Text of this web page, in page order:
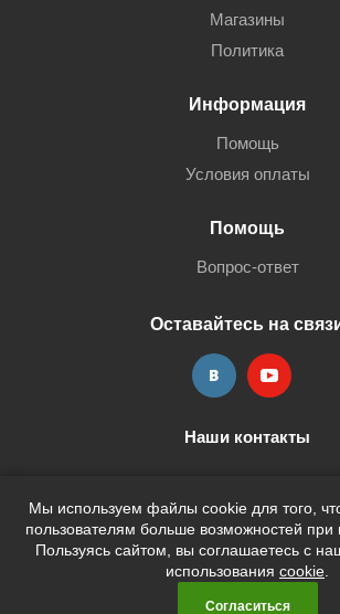
Мы используем файлы cookie для того,
пользователям больше возможностей при
Пользуясь сайтом, вы соглашаетесь с
использования cookie
Согласиться
Магазины
Политика
Информация
Помощь
Условия оплаты
Помощь
Вопрос-ответ
Оставайтесь на
Наши контакты
2026 © Кан-Тэррия Kids